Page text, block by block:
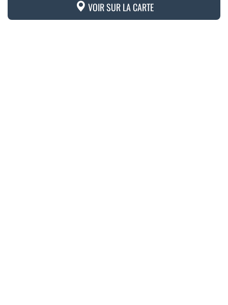
VOIR SUR LA CARTE